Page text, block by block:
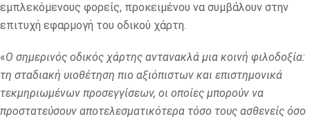
εμπλεκόμενους φορείς, προκειμένου να συμβάλουν στην
επιτυχή εφαρμογή του οδικού χάρτη.
«Ο σημερινός οδικός χάρτης αντανακλά μια κοινή φιλοδοξία:
τη σταδιακή υιοθέτηση πιο αξιόπιστων και επιστημονικά
τεκμηριωμένων προσεγγίσεων, οι οποίες μπορούν να
προστατεύσουν αποτελεσματικότερα τόσο τους ασθενείς όσο